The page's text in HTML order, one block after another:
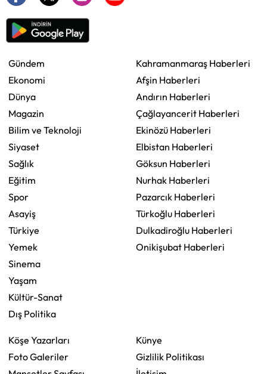
Gündem
Ekonomi
Dünya
Magazin
Bilim ve Teknoloji
Siyaset
Sağlık
Eğitim
Spor
Asayiş
Türkiye
Yemek
Sinema
Yaşam
Kültür-Sanat
Dış Politika
Kahramanmaraş Haberleri
Afşin Haberleri
Andırın Haberleri
Çağlayancerit Haberleri
Ekinözü Haberleri
Elbistan Haberleri
Göksun Haberleri
Nurhak Haberleri
Pazarcık Haberleri
Türkoğlu Haberleri
Dulkadiroğlu Haberleri
Onikişubat Haberleri
Köşe Yazarları
Foto Galeriler
Künye
Gizlilik Politikası